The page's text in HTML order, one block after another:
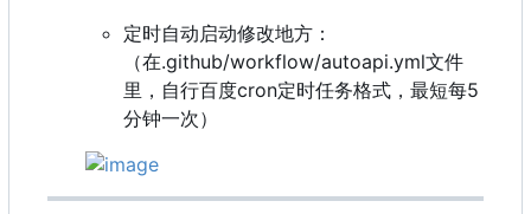
定时自动启动修改地方：
（在.github/workflow/autoapi.yml文件
里，自行百度cron定时任务格式，最短每5
分钟一次）